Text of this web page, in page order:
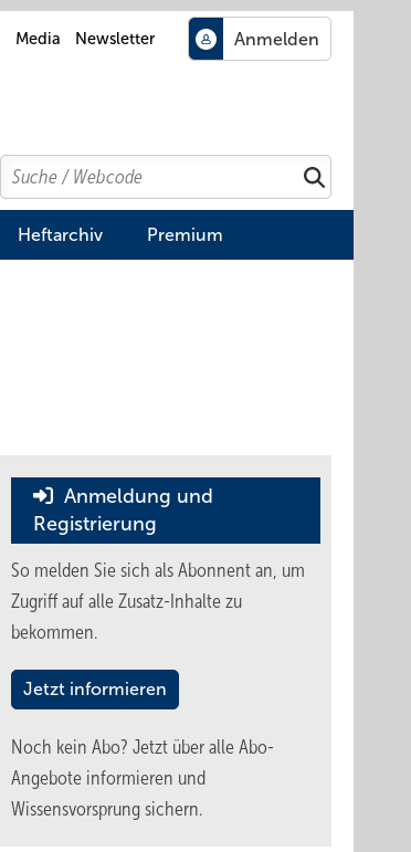
Media Newsletter
Search
Suchen
Heftarchiv Premium
Anmeldung und
Registrierung
So melden Sie sich als Abonnent an, um
Zugriff auf alle Zusatz-Inhalte zu
bekommen.
Jetzt informieren
Noch kein Abo? Jetzt über alle Abo-
Angebote informieren und
Wissensvorsprung sichern.